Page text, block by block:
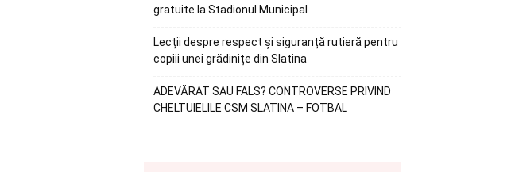
gratuite la Stadionul Municipal
Lecții despre respect și siguranță rutieră pentru
copiii unei grădinițe din Slatina
ADEVĂRAT SAU FALS? CONTROVERSE PRIVIND
CHELTUIELILE CSM SLATINA – FOTBAL